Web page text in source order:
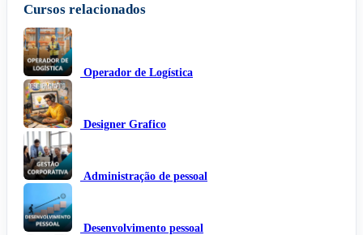
Cursos relacionados
Operador de Logística
Designer Grafico
Administração de pessoal
Desenvolvimento pessoal